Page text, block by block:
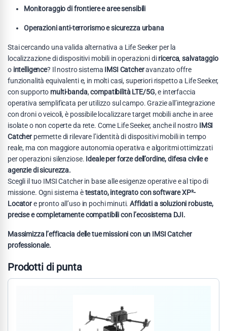
Monitoraggio di frontiere e aree sensibili
Operazioni anti-terrorismo e sicurezza urbana
Stai cercando una valida alternativa a Life Seeker per la
localizzazione di dispositivi mobili in operazioni diricerca,salvataggio
o intelligence? Il nostro sistema IMSI Catcheravanzato offre
funzionalità equivalenti e, in molti casi, superiori rispetto a Life Seeker,
con supporto multi-banda,compatibilità LTE/5G, e interfaccia
operativa semplificata per utilizzo sul campo. Grazie all’integrazione
con droni o veicoli, è possibile localizzare target mobili anche in aree
isolate o non coperte da rete. Come Life Seeker, anche il nostro IMSI
Catcher permette di rilevare l’identità di dispositivi mobili in tempo
reale, ma con maggiore autonomia operativa e algoritmi ottimizzati
per operazioni silenziose. Ideale per forze dell’ordine, difesa civile e
agenzie di sicurezza.
Scegli il tuo IMSI Catcher in base alle esigenze operative e al tipo di
missione. Ogni sistema ètestato, integrato con software XP²-
Locatore pronto all’uso in pochi minuti.Affidati a soluzioni robuste,
precise e completamente compatibili con l’ecosistema DJI.
Massimizza l’efficacia delle tue missioni con un IMSI Catcher
professionale.
Prodotti di punta